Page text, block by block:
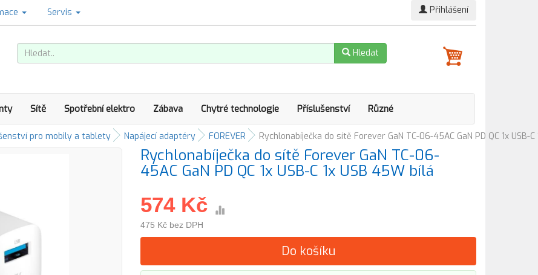
Servis Přihlášení
Hledat
Sítě Spotřební elektro Zábava Chytré technologie Příslušenství Různé
pro mobily a tablety Napájecí adaptéry FOREVER Rychlonabíječka do sítě Forever GaN TC-06-45AC GaN PD QC 1x USB-
Rychlonabíječka do sítě Forever GaN TC-06-
45AC GaN PD QC 1x USB-C 1x USB 45W bílá
574 Kč
475 Kč bez DPH
Do košíku